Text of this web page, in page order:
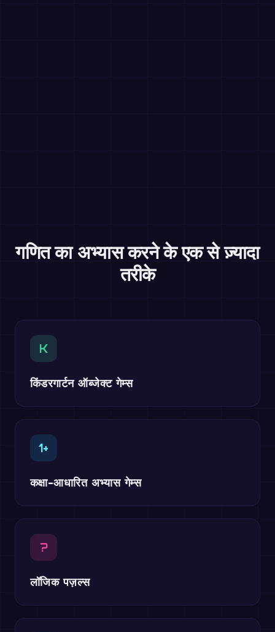
गणित का अभ्यास करने के एक से ज़्यादा
तरीके
K
किंडरगार्टन ऑब्जेक्ट गेम्स
1+
कक्षा-आधारित अभ्यास गेम्स
?
लॉजिक पज़ल्स